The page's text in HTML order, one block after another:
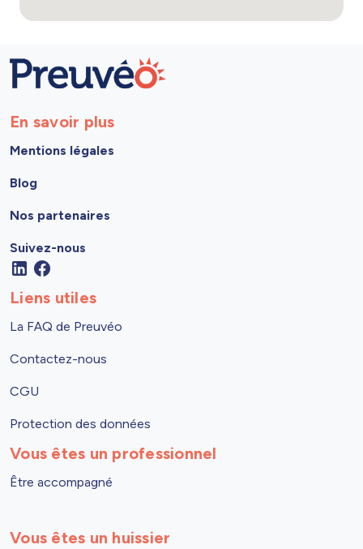
En savoir plus
Mentions légales
Blog
Nos partenaires
Suivez-nous
Liens utiles
La FAQ de Preuvéo
Contactez-nous
CGU
Protection des données
Vous êtes un professionnel
Être accompagné
Vous êtes un huissier